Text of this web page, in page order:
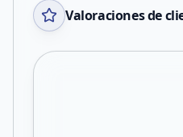
Valoraciones de